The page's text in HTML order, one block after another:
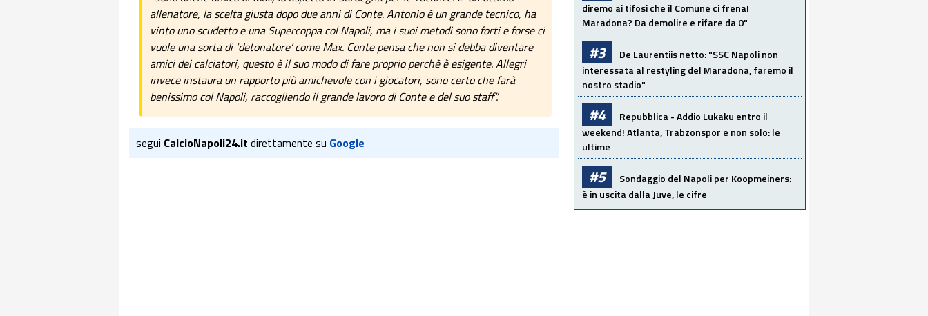
allenatore, la scelta giusta dopo due anni di Conte. Antonio è un grande tecnico, ha
vinto uno scudetto e una Supercoppa col Napoli, ma i suoi metodi sono forti e forse ci
vuole una sorta di ‘detonatore’ come Max. Conte pensa che non si debba diventare
amici dei calciatori, questo è il suo modo di fare proprio perchè è esigente. Allegri
invece instaura un rapporto più amichevole con i giocatori, sono certo che farà
benissimo col Napoli, raccogliendo il grande lavoro di Conte e del suo staff”.
segui CalcioNapoli24.it direttamente su Google
diremo ai tifosi che il Comune ci frena!
Maradona? Da demolire e rifare da 0"
#3
De Laurentiis netto: "SSC Napoli non
interessata al restyling del Maradona, faremo il
nostro stadio"
#4
Repubblica - Addio Lukaku entro il
weekend! Atlanta, Trabzonspor e non solo: le
ultime
#5
Sondaggio del Napoli per Koopmeiners:
è in uscita dalla Juve, le cifre